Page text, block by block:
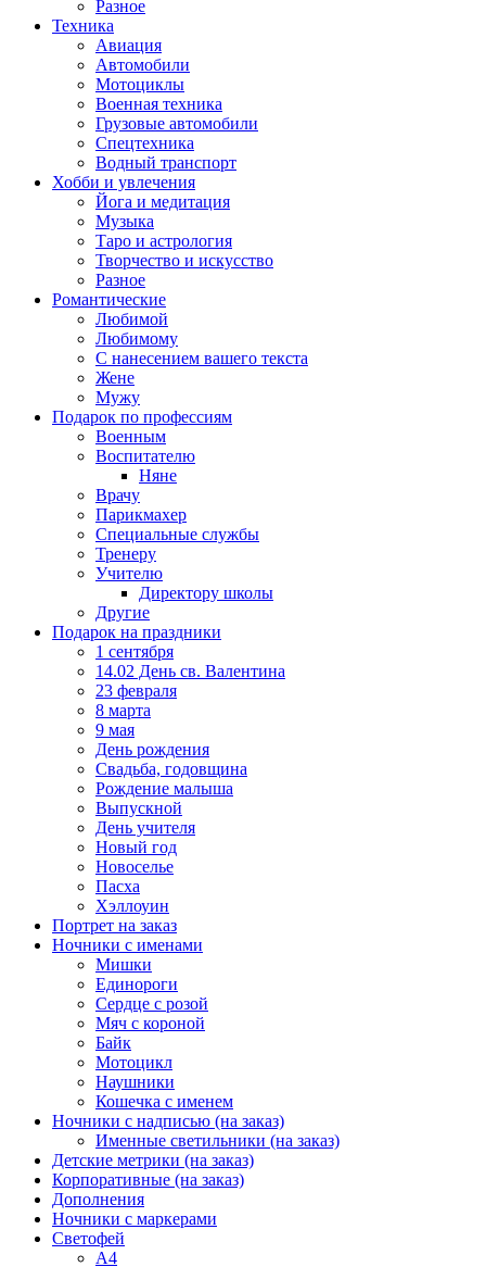
Разное
Техника
Авиация
Автомобили
Мотоциклы
Военная техника
Грузовые автомобили
Спецтехника
Водный транспорт
Хобби и увлечения
Йога и медитация
Музыка
Таро и астрология
Творчество и искусство
Разное
Романтические
Любимой
Любимому
С нанесением вашего текста
Жене
Мужу
Подарок по профессиям
Военным
Воспитателю
Няне
Врачу
Парикмахер
Специальные службы
Тренеру
Учителю
Директору школы
Другие
Подарок на праздники
1 сентября
14.02 День св. Валентина
23 февраля
8 марта
9 мая
День рождения
Свадьба, годовщина
Рождение малыша
Выпускной
День учителя
Новый год
Новоселье
Пасха
Хэллоуин
Портрет на заказ
Ночники с именами
Мишки
Единороги
Сердце с розой
Мяч с короной
Байк
Мотоцикл
Наушники
Кошечка с именем
Ночники с надписью (на заказ)
Именные светильники (на заказ)
Детские метрики (на заказ)
Корпоративные (на заказ)
Дополнения
Ночники с маркерами
Светофей
А4